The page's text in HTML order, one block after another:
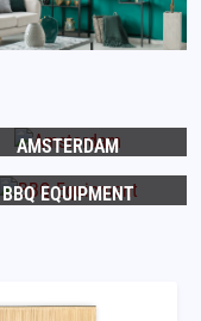
AMSTERDAM
BBQ EQUIPMENT